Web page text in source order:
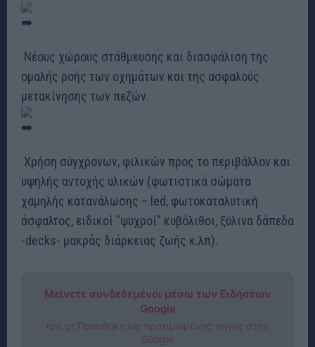
Νέους χώρους στάθμευσης και διασφάλιση της
ομαλής ροής των οχημάτων και της ασφαλούς
μετακίνησης των πεζών.
Χρήση σύγχρονων, φιλικών προς το περιβάλλον και
υψηλής αντοχής υλικών (φωτιστικά σώματα
χαμηλής κατανάλωσης – led, φωτοκαταλυτική
άσφαλτος, ειδικοί “ψυχροί” κυβόλιθοι, ξύλινα δάπεδα
-decks- μακράς διάρκειας ζωής κ.λπ).
Μείνετε συνδεδεμένοι μέσω των Ειδήσεων
Google
rpn.gr Προσθήκη ως προτιμώμενης πηγής στην
Google